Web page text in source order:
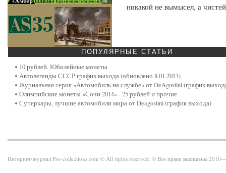
никакой не вымысел, а
ПОПУЛЯРНЫЕ СТАТЬИ
10 рублей. Юбилейные монеты
Автолегенды СССР график выхода (обновлено 8.01.2013)
Журнальная серия «Автомобиль на службе» от DeAgostini (график
Олимпийские монеты «Сочи 2014» - 25 рублей и прочие
Суперкары, лучшие автомобили мира от Deagostini (график выхода)
Интернет-журнал Pro-collections.com © All rights reserved. © Все права защищены